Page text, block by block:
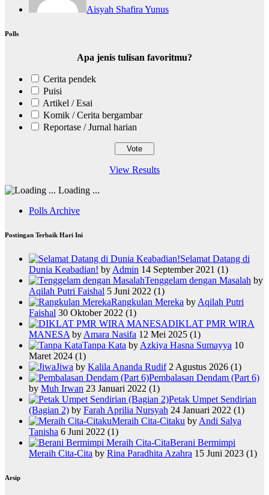
Aisyah Shafira Yunus
Polls
Apa jenis tulisan favoritmu?
Cerita pendek
Puisi
Artikel / Esai
Komik / Cerita bergambar
Reportase / Jurnal harian
View Results
Loading ...
Polls Archive
Postingan Terbaik Hari Ini
Selamat Datang di
Dunia Keabadian! by Admin 14 September 2021 (1)
Tenggelam dengan Masalah by
Aqilah Putri Faishal 5 Juni 2022 (1)
Rangkulan Mereka by Aqilah Putri
Faishal 30 Oktober 2022 (1)
DIKLAT PMR WIRA
MANESA by Amara Nasifa 12 Mei 2025 (1)
Tanpa Kata by Azkiya Hasna Sumayya 10
Maret 2024 (1)
Jiwa by Kalila Ananda Rudif 2 Agustus 2026 (1)
Pembalasan Dendam (Part 6)
by Muh Irwan 23 Januari 2022 (1)
Petak Umpet Sendirian
(Bagian 2) by Farah Aprilia Nursyah 24 Januari 2022 (1)
Meraih Cita-Citaku by Andi Salya
Tanisha 6 Juni 2022 (1)
Berani Bermimpi
Meraih Cita-Cita by Rina Paradhita Azahra 15 Juni 2023 (1)
Arsip